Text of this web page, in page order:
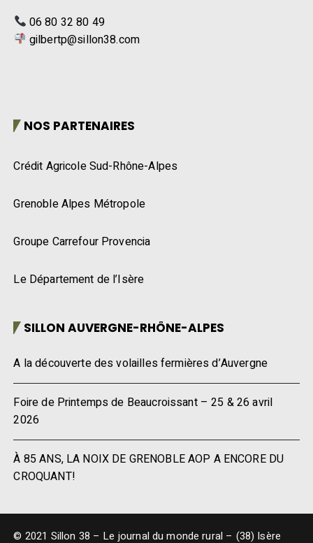
06 80 32 80 49
gilbertp@sillon38.com
NOS PARTENAIRES
Crédit Agricole Sud-Rhône-Alpes
Grenoble Alpes Métropole
Groupe Carrefour Provencia
Le Département de l’Isère
SILLON AUVERGNE-RHÔNE-ALPES
A la découverte des volailles fermières d’Auvergne
Foire de Printemps de Beaucroissant – 25 & 26 avril
2026
À 85 ANS, LA NOIX DE GRENOBLE AOP A ENCORE DU
CROQUANT!
© 2021 Sillon 38 – Le journal du monde rural – (38) Isère